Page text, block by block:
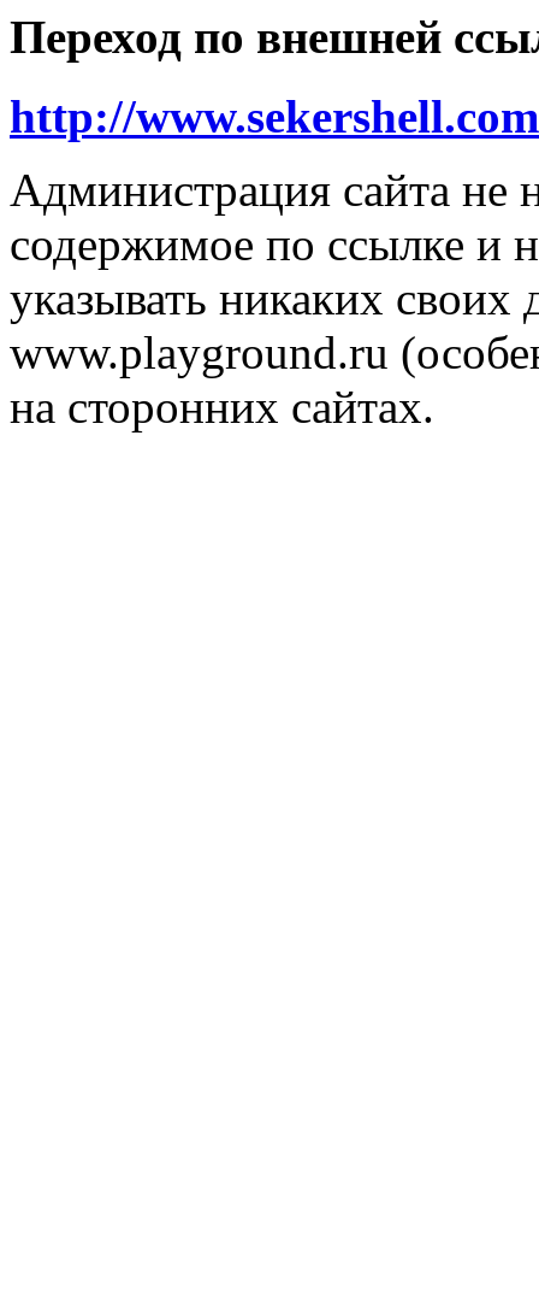
Переход по внешней
http://
Администрация сайта не
содержимое по ссылке и
указывать никаких
www.playground.ru
на сторонних сайтах.